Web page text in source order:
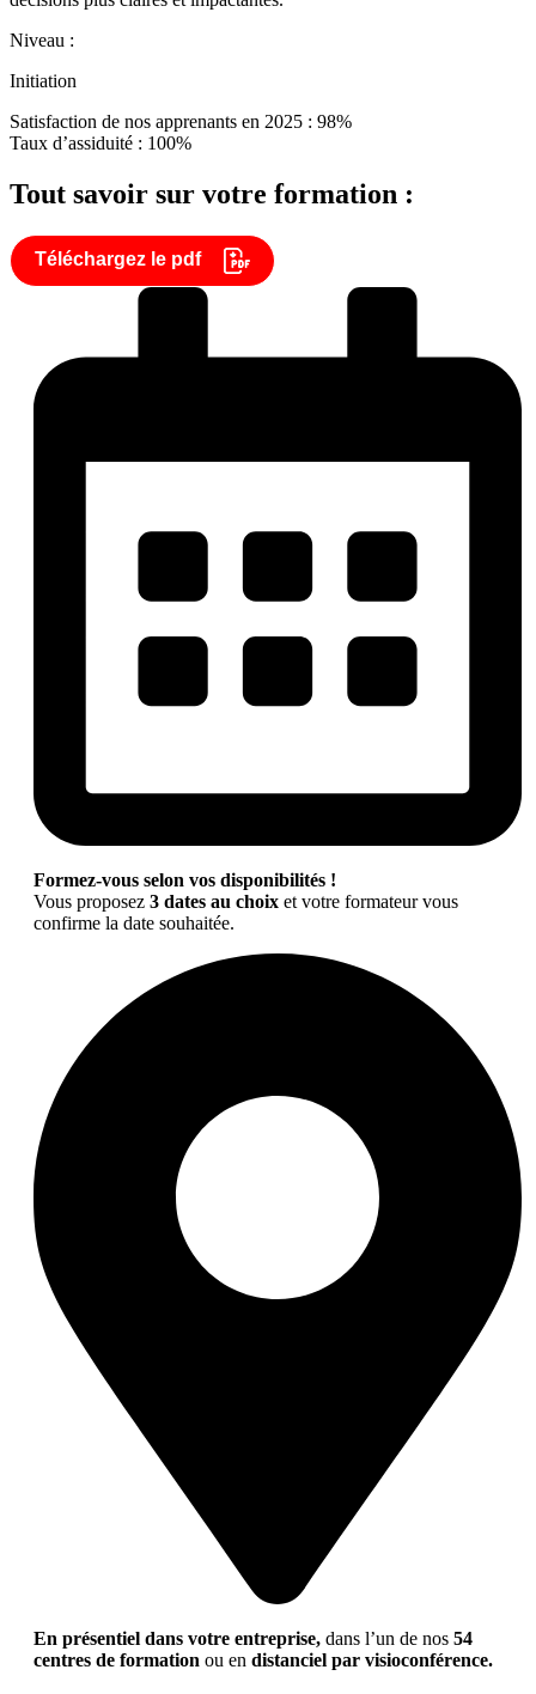
Niveau :
Initiation
Satisfaction de nos apprenants en 2025 : 98%
Taux d’assiduité : 100%
Tout savoir sur votre formation :
Téléchargez le pdf
Formez-vous selon vos disponibilités !
Vous proposez 3 dates au choix et votre formateur vous
confirme la date souhaitée.
En présentiel dans votre entreprise, dans l’un de nos 54
centres de formation ou en distanciel par visioconférence.